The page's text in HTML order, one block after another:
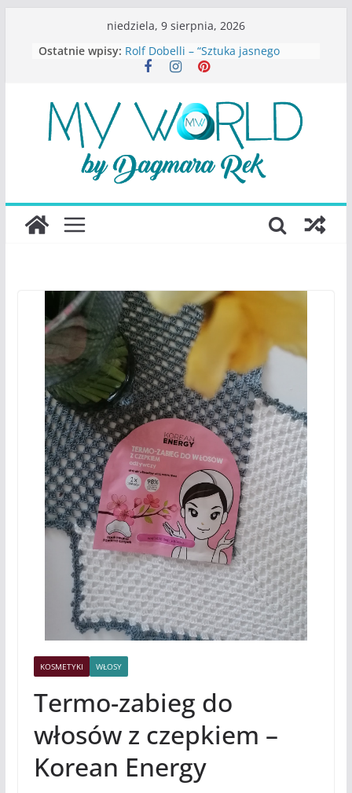
niedziela, 9 sierpnia, 2026
Ostatnie wpisy: Rolf Dobelli – “Sztuka jasnego
myślenia”
Konstancina. Sekrety seksbiznesu”
Katarzyna Lewandowicz – Zanim
straciliśmy siebie
Judith Joseph – “Wysoko
funkcjonująca depresja”
S.Wynn-Williams – “Bezwzględni. O
największego portalu
KOSMETYKI WŁOSY
Termo-zabieg do
włosów z czepkiem –
Korean Energy